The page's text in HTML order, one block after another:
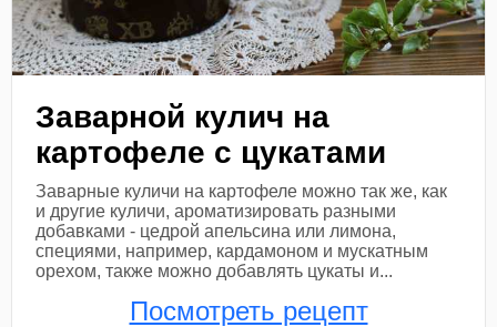
Заварной кулич на
картофеле с цукатами
Заварные куличи на картофеле можно так же, как
и другие куличи, ароматизировать разными
добавками - цедрой апельсина или лимона,
специями, например, кардамоном и мускатным
орехом, также можно добавлять цукаты и...
Посмотреть рецепт